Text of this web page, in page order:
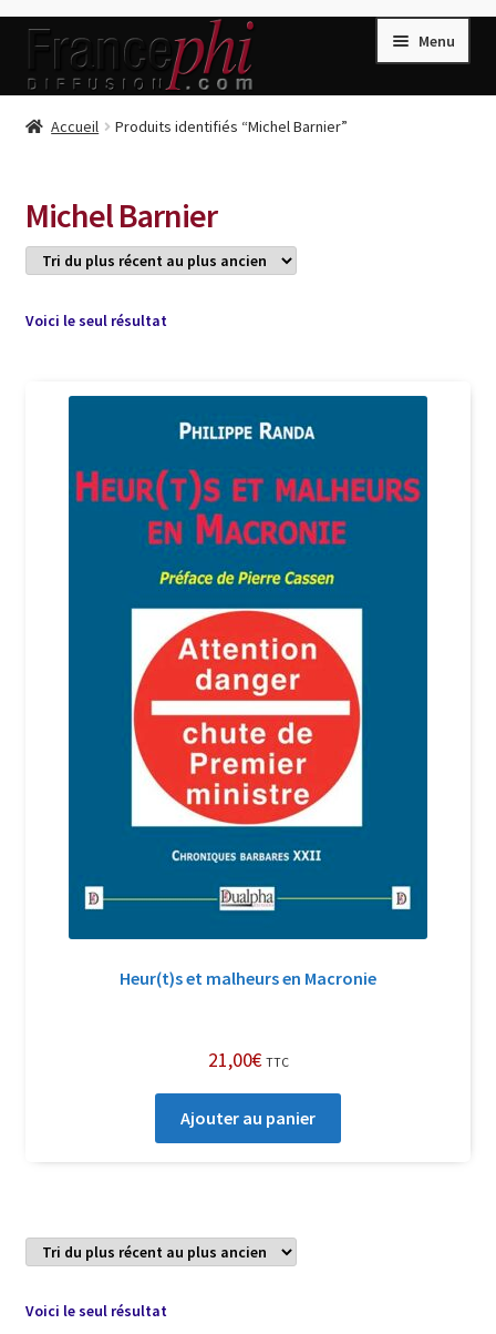
Aller
la
Aller
contenu
Menu
Accueil
Conditions de Vente
Connection
Listes d’Envies
Livres de Peter Randa
Livres de Philippe Randa
Login Customizer
Nous Contacter
Politique de confidentialité et cookies
Qui sommes-nous ?
Soutien à Philippe Randa
Suivi de la Commande
Accueil Produits identifiés “Michel Barnier”
Michel Barnier
Voici le seul résultat
Heur(t)s et malheurs en Macronie
21,00€ TTC
Ajouter au panier
Voici le seul résultat